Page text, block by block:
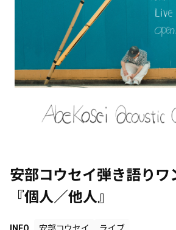
安部コウセイ弾き語りワ
『個人／他人』
INFO